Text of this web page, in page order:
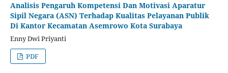
Analisis Pengaruh Kompetensi Dan Motivasi Aparatur
Sipil Negara (ASN) Terhadap Kualitas Pelayanan Publik
Di Kantor Kecamatan Asemrowo Kota Surabaya
Enny Dwi Priyanti
PDF